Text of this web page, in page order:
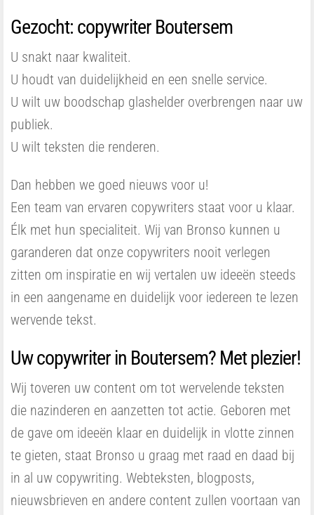
Gezocht: copywriter Boutersem
U snakt naar kwaliteit.
U houdt van duidelijkheid en een snelle service.
U wilt uw boodschap glashelder overbrengen naar uw
publiek.
U wilt teksten die renderen.
Dan hebben we goed nieuws voor u!
Een team van ervaren copywriters staat voor u klaar.
Élk met hun specialiteit. Wij van Bronso kunnen u
garanderen dat onze copywriters nooit verlegen
zitten om inspiratie en wij vertalen uw ideeën steeds
in een aangename en duidelijk voor iedereen te lezen
wervende tekst.
Uw copywriter in Boutersem? Met plezier!
Wij toveren uw content om tot wervelende teksten
die nazinderen en aanzetten tot actie. Geboren met
de gave om ideeën klaar en duidelijk in vlotte zinnen
te gieten, staat Bronso u graag met raad en daad bij
in al uw copywriting. Webteksten, blogposts,
nieuwsbrieven en andere content zullen voortaan van